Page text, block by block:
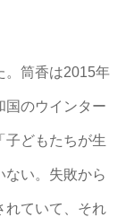
筒香は2015年
国のウインター
子どもたちが生
ない。失敗から
れていて、それ